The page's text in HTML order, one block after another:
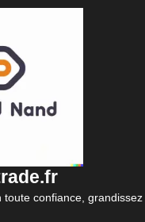
toute confiance,
: